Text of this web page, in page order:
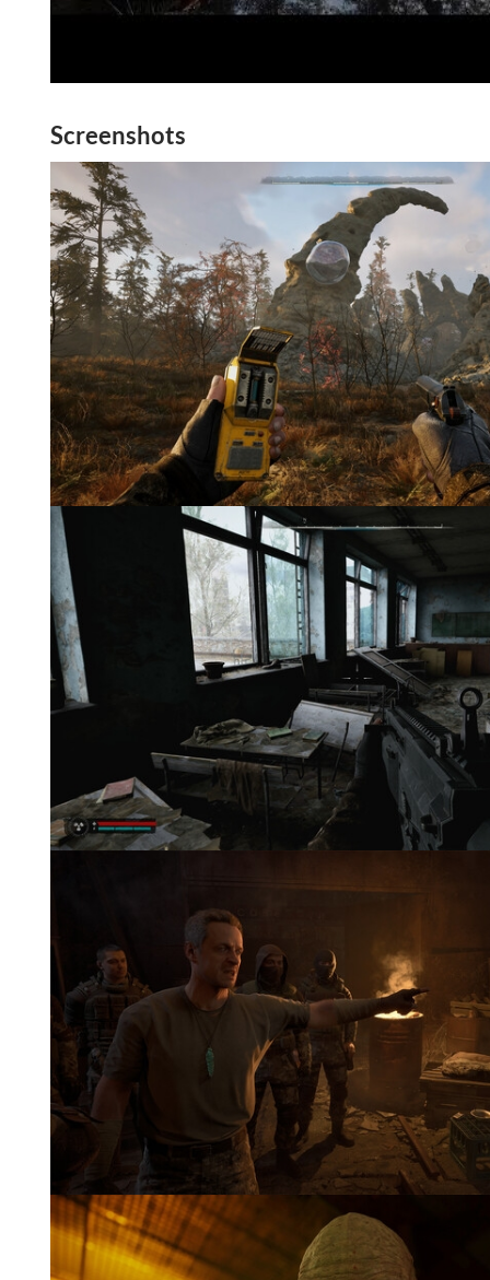
Screenshots